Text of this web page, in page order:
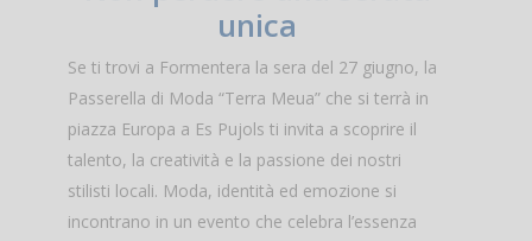
unica
Se ti trovi a Formentera la sera del 27 giugno, la
Passerella di Moda “Terra Meua” che si terrà in
piazza Europa a Es Pujols ti invita a scoprire il
talento, la creatività e la passione dei nostri
stilisti locali. Moda, identità ed emozione si
incontrano in un evento che celebra l’essenza